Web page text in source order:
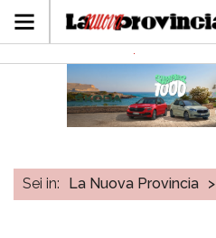
Sei in: La Nuova Provincia >